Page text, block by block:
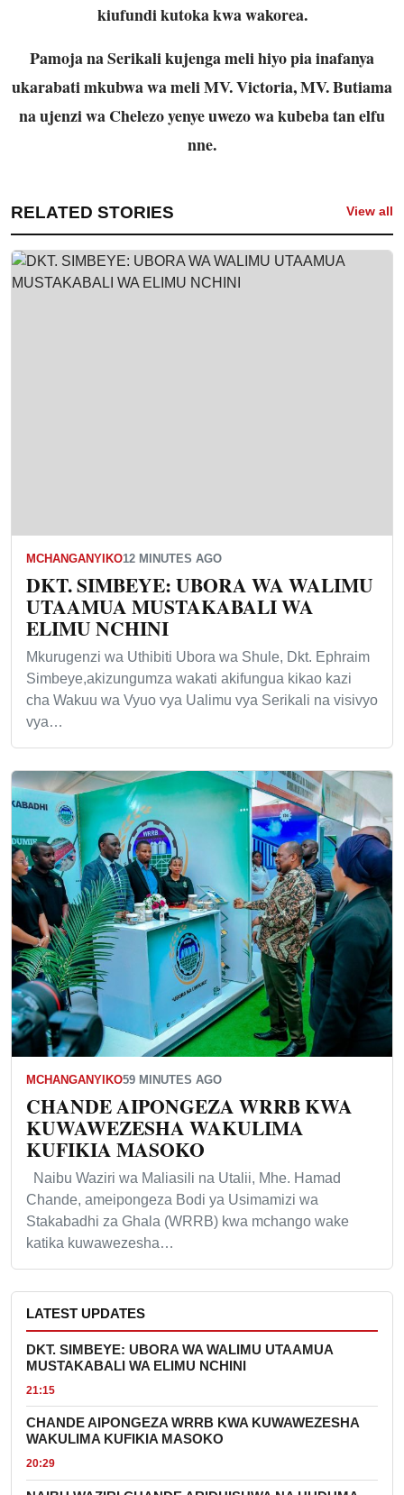
kiufundi kutoka kwa wakorea.
Pamoja na Serikali kujenga meli hiyo pia inafanya
ukarabati mkubwa wa meli MV. Victoria, MV. Butiama
na ujenzi wa Chelezo yenye uwezo wa kubeba tan elfu
nne.
RELATED STORIES View all
MCHANGANYIKO12 MINUTES AGO
DKT. SIMBEYE: UBORA WA WALIMU
UTAAMUA MUSTAKABALI WA
ELIMU NCHINI
Mkurugenzi wa Uthibiti Ubora wa Shule, Dkt. Ephraim
Simbeye,akizungumza wakati akifungua kikao kazi
cha Wakuu wa Vyuo vya Ualimu vya Serikali na visivyo
vya…
MCHANGANYIKO59 MINUTES AGO
CHANDE AIPONGEZA WRRB KWA
KUWAWEZESHA WAKULIMA
KUFIKIA MASOKO
Naibu Waziri wa Maliasili na Utalii, Mhe. Hamad
Chande, ameipongeza Bodi ya Usimamizi wa
Stakabadhi za Ghala (WRRB) kwa mchango wake
katika kuwawezesha…
LATEST UPDATES
DKT. SIMBEYE: UBORA WA WALIMU UTAAMUA
MUSTAKABALI WA ELIMU NCHINI
21:15
CHANDE AIPONGEZA WRRB KWA KUWAWEZESHA
WAKULIMA KUFIKIA MASOKO
20:29